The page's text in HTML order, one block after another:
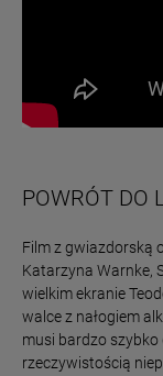
POWRÓT DO
Film z gwiazdorską
Katarzyna Warnke,
wielkim ekranie
walce z nałogiem
musi bardzo
rzeczywistością